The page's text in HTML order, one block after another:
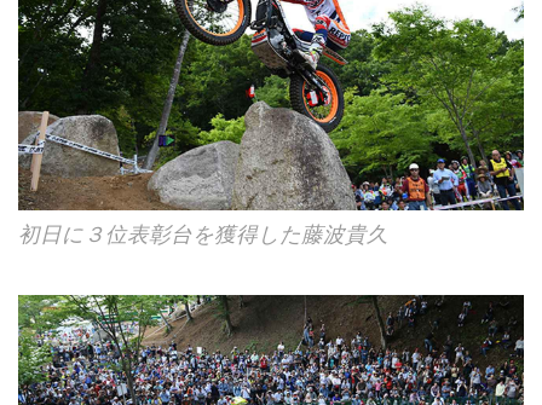
初日に３位表彰台を獲得した藤波貴久